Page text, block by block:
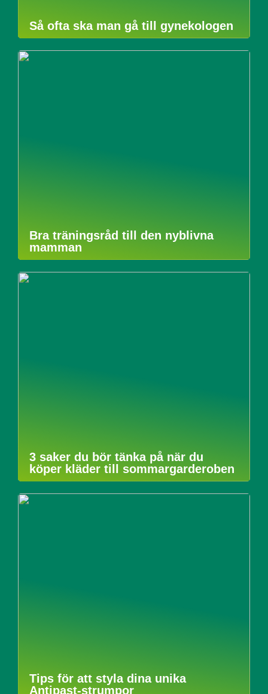
Så ofta ska man gå till gynekologen
Bra träningsråd till den nyblivna
mamman
3 saker du bör tänka på när du
köper kläder till sommargarderoben
Tips för att styla dina unika
Antipast-strumpor